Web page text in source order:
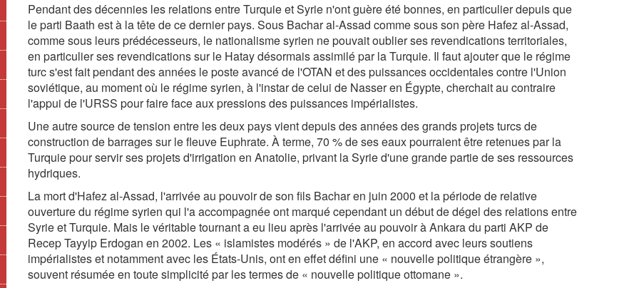
Pendant des décennies les relations entre Turquie et Syrie n'ont guère été bonnes, en particulier depuis que
le parti Baath est à la tête de ce dernier pays. Sous Bachar al-Assad comme sous son père Hafez al-Assad,
comme sous leurs prédécesseurs, le nationalisme syrien ne pouvait oublier ses revendications territoriales,
en particulier ses revendications sur le Hatay désormais assimilé par la Turquie. Il faut ajouter que le régime
turc s'est fait pendant des années le poste avancé de l'OTAN et des puissances occidentales contre l'Union
soviétique, au moment où le régime syrien, à l'instar de celui de Nasser en Égypte, cherchait au contraire
l'appui de l'URSS pour faire face aux pressions des puissances impérialistes.
Une autre source de tension entre les deux pays vient depuis des années des grands projets turcs de
construction de barrages sur le fleuve Euphrate. À terme, 70 % de ses eaux pourraient être retenues par la
Turquie pour servir ses projets d'irrigation en Anatolie, privant la Syrie d'une grande partie de ses ressources
hydriques.
La mort d'Hafez al-Assad, l'arrivée au pouvoir de son fils Bachar en juin 2000 et la période de relative
ouverture du régime syrien qui l'a accompagnée ont marqué cependant un début de dégel des relations entre
Syrie et Turquie. Mais le véritable tournant a eu lieu après l'arrivée au pouvoir à Ankara du parti AKP de
Recep Tayyip Erdogan en 2002. Les « islamistes modérés » de l'AKP, en accord avec leurs soutiens
impérialistes et notamment avec les États-Unis, ont en effet défini une « nouvelle politique étrangère »,
souvent résumée en toute simplicité par les termes de « nouvelle politique ottomane ».